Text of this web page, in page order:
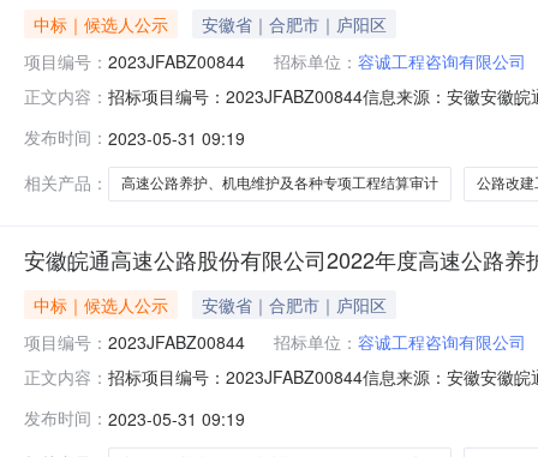
中标｜候选人公示
安徽省｜合肥市｜庐阳区
项目编号： 2023JFABZ00844 招标单位： 容诚工程咨询有限公司
正文内容： 招标项目编号：2023JFABZ00844信息来源：安徽安徽
高速公路养护、机电维护及各种专项工程结算审计项目
发布时间： 2023-05-31 09:19
相关产品：
高速公路养护、机电维护及各种专项工程结算审计 公路改建
安徽皖通高速公路股份有限公司2022年度高速公路
中标｜候选人公示
安徽省｜合肥市｜庐阳区
项目编号： 2023JFABZ00844 招标单位： 容诚工程咨询有限公司
正文内容： 招标项目编号：2023JFABZ00844信息来源：安徽安徽
高速公路养护、机电维护及各种专项工程结算审计项目
发布时间： 2023-05-31 09:19